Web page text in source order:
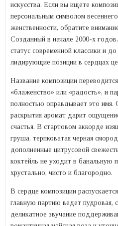
искусства. Если вы ищете
персональным символом
женственности, обратите
Созданный в начале 2000-х
статус современной классики и
лидирующие позиции в сердцах
Название композиции
«блаженство» или «радость», и
полностью оправдывает это имя.
раскрытия аромат дарит
счастья. В стартовом аккорде
груша, терпковатая черная
дополненные цитрусовой
коктейль не уходит в банальную
хрустально, чисто и благородно.
В сердце композиции
главную партию ведет пудровая,
деликатное звучание